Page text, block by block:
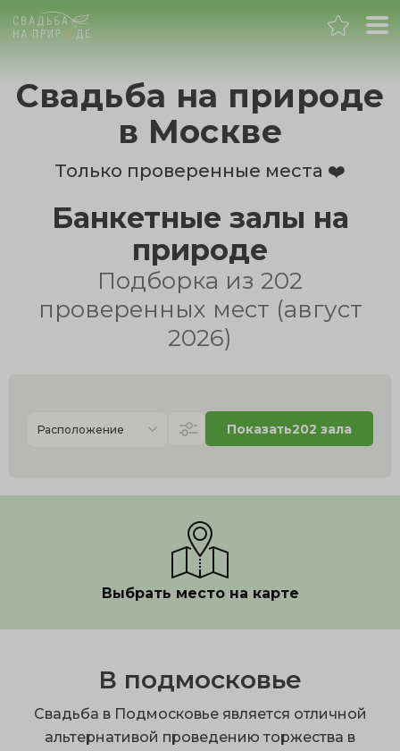
Банкет
Свадьба
День рождения
Корпоратив
Свадьба на природе
в Москве
Только проверенные места ❤️
Банкетные залы на
природе
Подборка из 202
проверенных мест (август
2026)
Расположение Показать202 зала
Выбрать место на карте
В подмосковье
Свадьба в Подмосковье является отличной
альтернативой проведению торжества в